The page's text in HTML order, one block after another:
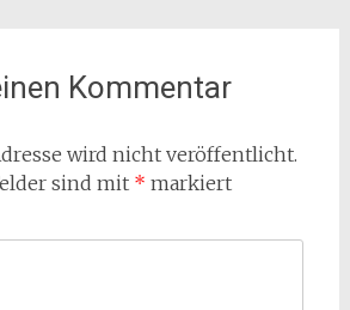
Kommentar
wird nicht veröffentlicht.
sind mit * markiert